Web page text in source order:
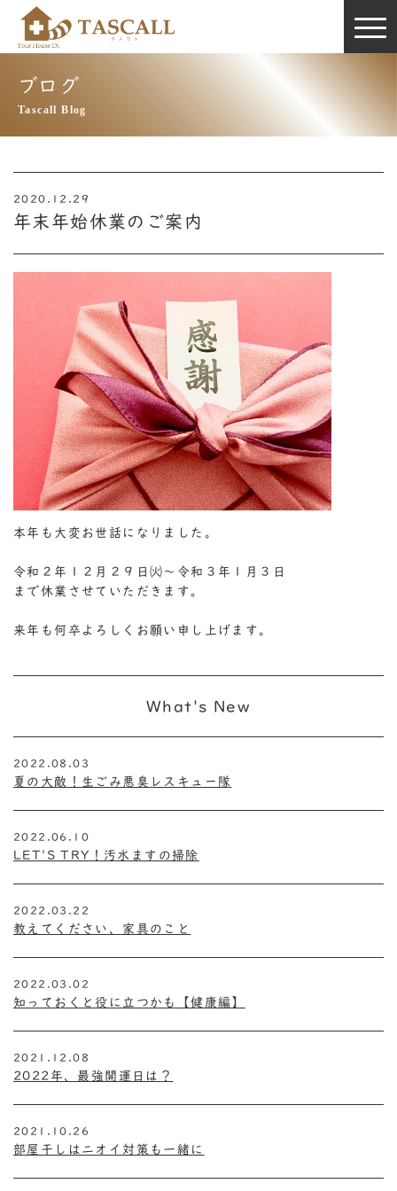
ブログ
Tascall Blog
2020.12.29
年末年始休業のご案内
本年も大変お世話になりました。
令和２年１２月２９日㈫～令和３年１月３日
まで休業させていただきます。
来年も何卒よろしくお願い申し上げます。
What's New
2022.08.03
夏の大敵！生ごみ悪臭レスキュー隊
2022.06.10
LET'S TRY！汚水ますの掃除
2022.03.22
教えてください、家具のこと
2022.03.02
知っておくと役に立つかも【健康編】
2021.12.08
2022年、最強開運日は？
2021.10.26
部屋干しはニオイ対策も一緒に